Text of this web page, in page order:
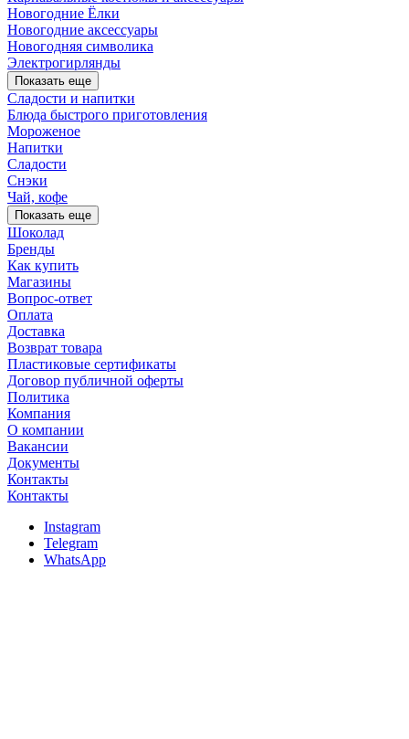
Новогодние Ёлки
Новогодние аксессуары
Новогодняя символика
Электрогирлянды
Показать еще
Сладости и напитки
Блюда быстрого приготовления
Мороженое
Напитки
Сладости
Снэки
Чай, кофе
Показать еще
Шоколад
Бренды
Как купить
Магазины
Вопрос-ответ
Оплата
Доставка
Возврат товара
Пластиковые сертификаты
Договор публичной оферты
Политика
Компания
О компании
Вакансии
Документы
Контакты
Контакты
Instagram
Telegram
WhatsApp